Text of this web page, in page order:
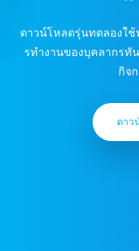
ดาวน์โหลดรุ่นทดลองใ
รทํางานของบุคลากร
กิจ
ดาว